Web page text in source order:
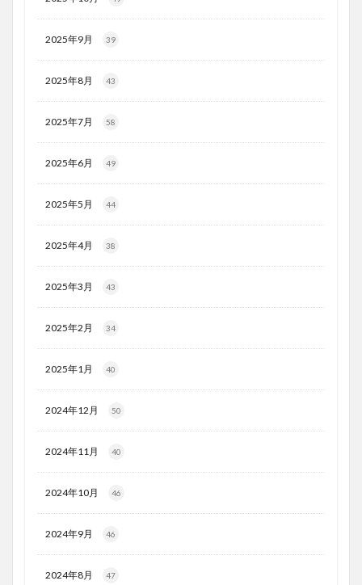
2025年9月 39
2025年8月 43
2025年7月 58
2025年6月 49
2025年5月 44
2025年4月 38
2025年3月 43
2025年2月 34
2025年1月 40
2024年12月 50
2024年11月 40
2024年10月 46
2024年9月 46
2024年8月 47